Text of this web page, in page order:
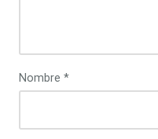
Nombre *